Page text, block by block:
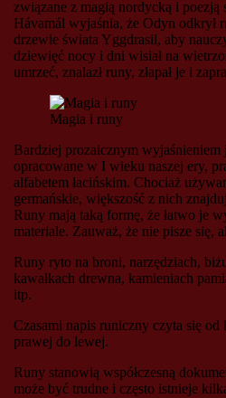
związane z magią nordycką i poezją
Hávamál wyjaśnia, że ​​Odyn odkrył
drzewie świata Yggdrasil, aby
dziewięć nocy i dni wisiał na
umrzeć, znalazł runy, złapał je i
Magia i runy
Bardziej prozaicznym wyjaśnieniem
opracowane w I wieku naszej ery,
alfabetem łacińskim. Chociaż
germańskie, większość z nich
Runy mają taką formę, że łatwo je
materiale. Zauważ, że nie pisze się,
Runy ryto na broni, narzędziach,
kawałkach drewna, kamieniach
itp.
Czasami napis runiczny czyta się
prawej do lewej.
Runy stanowią współczesną
może być trudne i często istnieje